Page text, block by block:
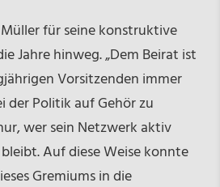
für seine konstruktive
Jahre hinweg. „Dem Beirat ist
Vorsitzenden immer
der Politik auf Gehör zu
wer sein Netzwerk aktiv
Auf diese Weise konnte
Gremiums in die